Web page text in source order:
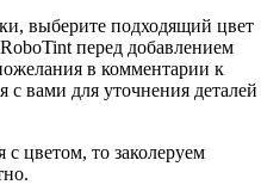
выберите подходящий цвет
перед добавлением
в комментарии к
вами для уточнения деталей
цветом, то заколеруем